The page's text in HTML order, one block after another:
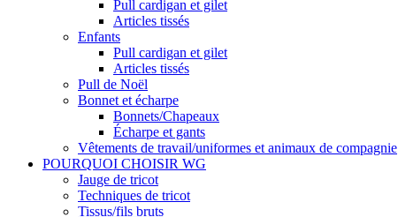
Pull cardigan et gilet
Articles tissés
Enfants
Pull cardigan et gilet
Articles tissés
Pull de Noël
Bonnet et écharpe
Bonnets/Chapeaux
Écharpe et gants
Vêtements de travail/uniformes et animaux de compagnie
POURQUOI CHOISIR WG
Jauge de tricot
Techniques de tricot
Tissus/fils bruts